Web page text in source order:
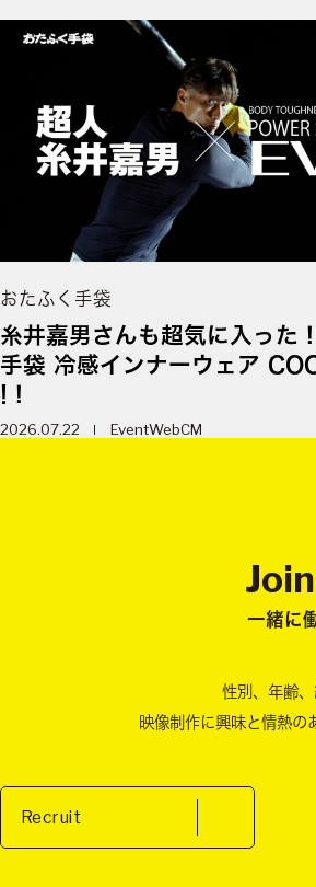
おたふく手袋
糸井嘉男さんも超気に入った
手袋 冷感インナーウェア
!！
2026.07.22 EventWebCM
一緒に
性別、年齢、
映像制作に興味と情熱の
Recruit